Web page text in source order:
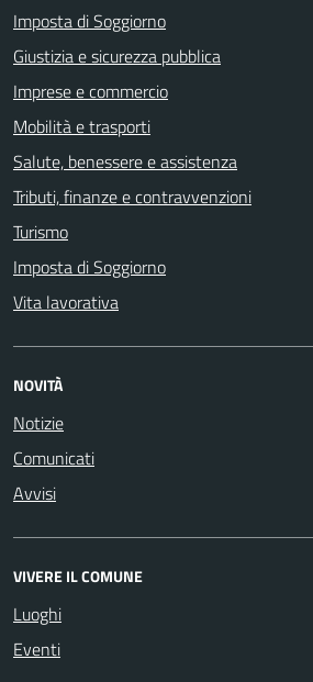
Imposta di Soggiorno
Giustizia e sicurezza pubblica
Imprese e commercio
Mobilità e trasporti
Salute, benessere e assistenza
Tributi, finanze e contravvenzioni
Turismo
Imposta di Soggiorno
Vita lavorativa
NOVITÀ
Notizie
Comunicati
Avvisi
VIVERE IL COMUNE
Luoghi
Eventi